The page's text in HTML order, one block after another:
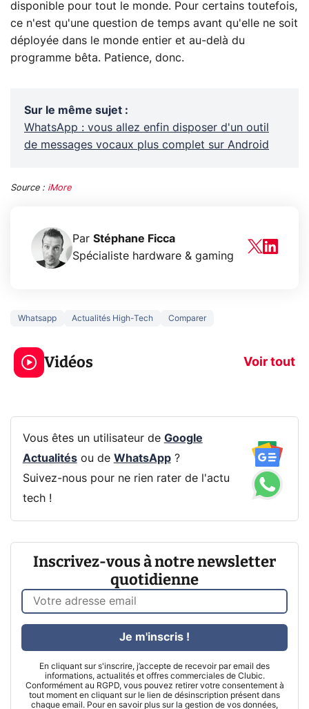
disponible pour tout le monde. Pour certains toutefois,
ce n'est qu'une question de temps avant qu'elle ne soit
déployée dans le monde entier et au-delà du
programme bêta. Patience, donc.
Sur le même sujet :
WhatsApp : vous allez enfin disposer d'un outil
de messages vocaux plus complet sur Android
Source : iMore
Par Stéphane Ficca
Spécialiste hardware & gaming
Whatsapp Actualités High-Tech Comparer
Vidéos Voir tout
5 générations de
jeux dans la
prochaine Xbox !
navigation
Vous êtes un utilisateur de Google
Actualitésou de WhatsApp?
Suivez-nous pour ne rien rater de l'actu
tech !
Inscrivez-vous à notre newsletter
quotidienne
En cliquant sur s'inscrire, j’accepte de recevoir par email des
informations, actualités et offres commerciales de Clubic.
Conformément au RGPD, vous pouvez retirer votre consentement à
tout moment en cliquant sur le lien de désinscription présent dans
chaque email. Pour en savoir plus sur la gestion de vos données,
Je m'inscris !